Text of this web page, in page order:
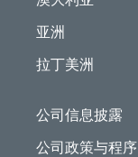
亚洲
拉丁美洲
公司信息披露
公司政策与程序